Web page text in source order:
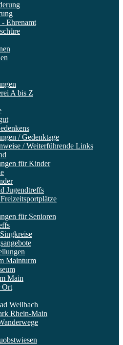
Ehrenamt
A bis Z
/ Gedenktage
/ Weiterführende Links
für Kinder
Jugendtreffs
für Senioren
Mainturm
Main
Ort
Weilbach
Rhein-Main